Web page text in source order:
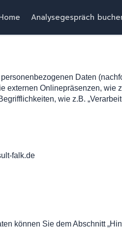
Analysegespräch
Daten
externen Onlinepräsenzen, wie
wie z.B.
falk.de
können Sie dem Abschnitt